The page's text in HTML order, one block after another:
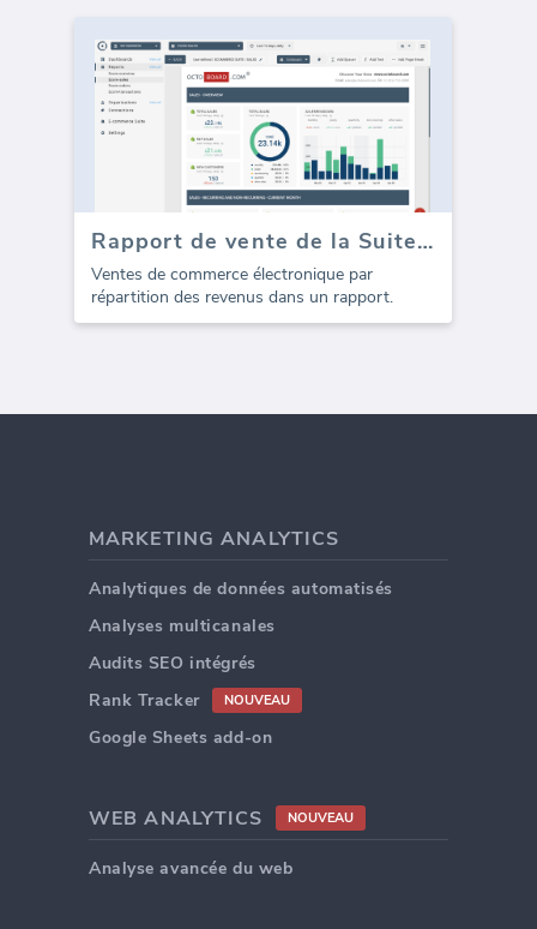
Rapport de vente de la Suite E-commerce (Rapport)
Ventes de commerce électronique par
répartition des revenus dans un rapport.
MARKETING ANALYTICS
Analytiques de données automatisés
Analyses multicanales
Audits SEO intégrés
Rank Tracker
NOUVEAU
Google Sheets add-on
WEB ANALYTICS NOUVEAU
Analyse avancée du web